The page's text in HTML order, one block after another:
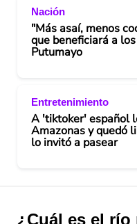
Nación
"Más asaí, menos
que beneficiará a
Putumayo
Entretenimiento
A 'tiktoker' español
Amazonas y quedó
lo invitó a pasear
¿Cuál es el